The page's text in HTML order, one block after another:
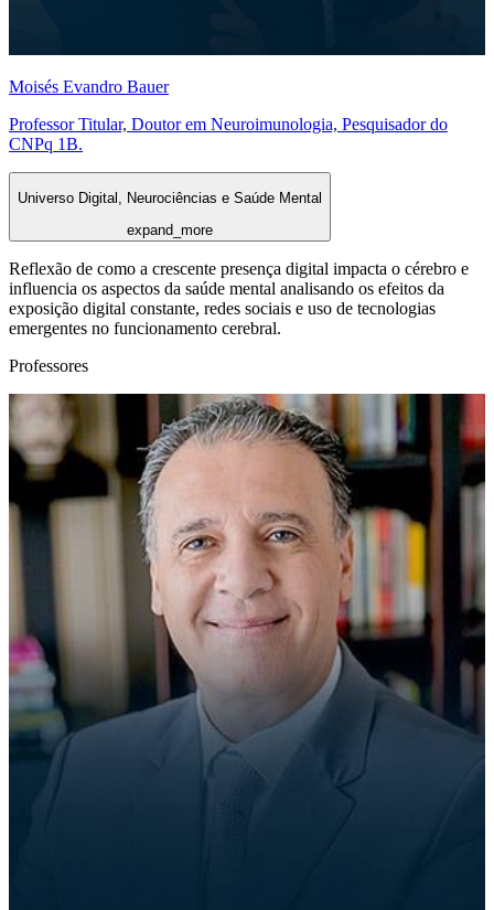
Moisés Evandro Bauer
Professor Titular, Doutor em Neuroimunologia, Pesquisador do
CNPq 1B.
Universo Digital, Neurociências e Saúde Mental
expand_more
Reflexão de como a crescente presença digital impacta o cérebro e
influencia os aspectos da saúde mental analisando os efeitos da
exposição digital constante, redes sociais e uso de tecnologias
emergentes no funcionamento cerebral.
Professores